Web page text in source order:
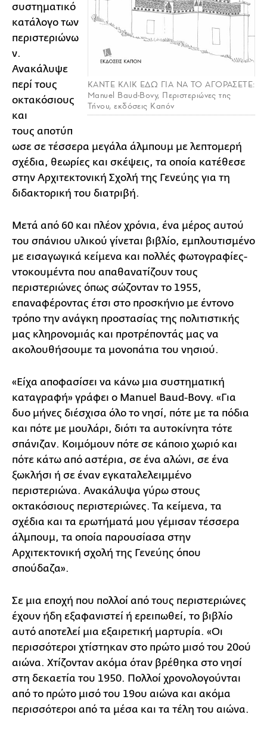
ΚΑΝΤΕ ΚΛΙΚ ΕΔΩ ΓΙΑ ΝΑ ΤΟ ΑΓΟΡΑΣΕΤΕ:
Manuel Baud-Bovy, Περιστεριώνες της
Τήνου, εκδόσεις Καπόν
συστηματικό
κατάλογο των
περιστεριώνω
ν.
Ανακάλυψε
περί τους
οκτακόσιους
και
τους αποτύπ
ωσε σε τέσσερα μεγάλα άλμπουμ με λεπτομερή
σχέδια, θεωρίες και σκέψεις, τα οποία κατέθεσε
στην Αρχιτεκτονική Σχολή της Γενεύης για τη
διδακτορική του διατριβή.
Μετά από 60 και πλέον χρόνια, ένα μέρος αυτού
του σπάνιου υλικού γίνεται βιβλίο, εμπλουτισμένο
με εισαγωγικά κείμενα και πολλές φωτογραφίες-
ντοκουμέντα που απαθανατίζουν τους
περιστεριώνες όπως σώζονταν το 1955,
επαναφέροντας έτσι στο προσκήνιο με έντονο
τρόπο την ανάγκη προστασίας της πολιτιστικής
μας κληρονομιάς και προτρέποντάς μας να
ακολουθήσουμε τα μονοπάτια του νησιού.
«Είχα αποφασίσει να κάνω μια συστηματική
καταγραφή» γράφει ο Manuel Baud-Bovy. «Για
δυο μήνες διέσχισα όλο το νησί, πότε με τα πόδια
και πότε με μουλάρι, διότι τα αυτοκίνητα τότε
σπάνιζαν. Κοιμόμουν πότε σε κάποιο χωριό και
πότε κάτω από αστέρια, σε ένα αλώνι, σε ένα
ξωκλήσι ή σε έναν εγκαταλελειμμένο
περιστεριώνα. Ανακάλυψα γύρω στους
οκτακόσιους περιστεριώνες. Τα κείμενα, τα
σχέδια και τα ερωτήματά μου γέμισαν τέσσερα
άλμπουμ, τα οποία παρουσίασα στην
Αρχιτεκτονική σχολή της Γενεύης όπου
σπούδαζα».
Σε μια εποχή που πολλοί από τους περιστεριώνες
έχουν ήδη εξαφανιστεί ή ερειπωθεί, το βιβλίο
αυτό αποτελεί μια εξαιρετική μαρτυρία. «Οι
περισσότεροι χτίστηκαν στο πρώτο μισό του 20ού
αιώνα. Χτίζονταν ακόμα όταν βρέθηκα στο νησί
στη δεκαετία του 1950. Πολλοί χρονολογούνται
από το πρώτο μισό του 19ου αιώνα και ακόμα
περισσότεροι από τα μέσα και τα τέλη του αιώνα.